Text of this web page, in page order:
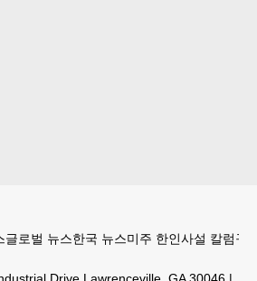
글로벌 뉴스한국 뉴스미주 한인사설 칼럼구